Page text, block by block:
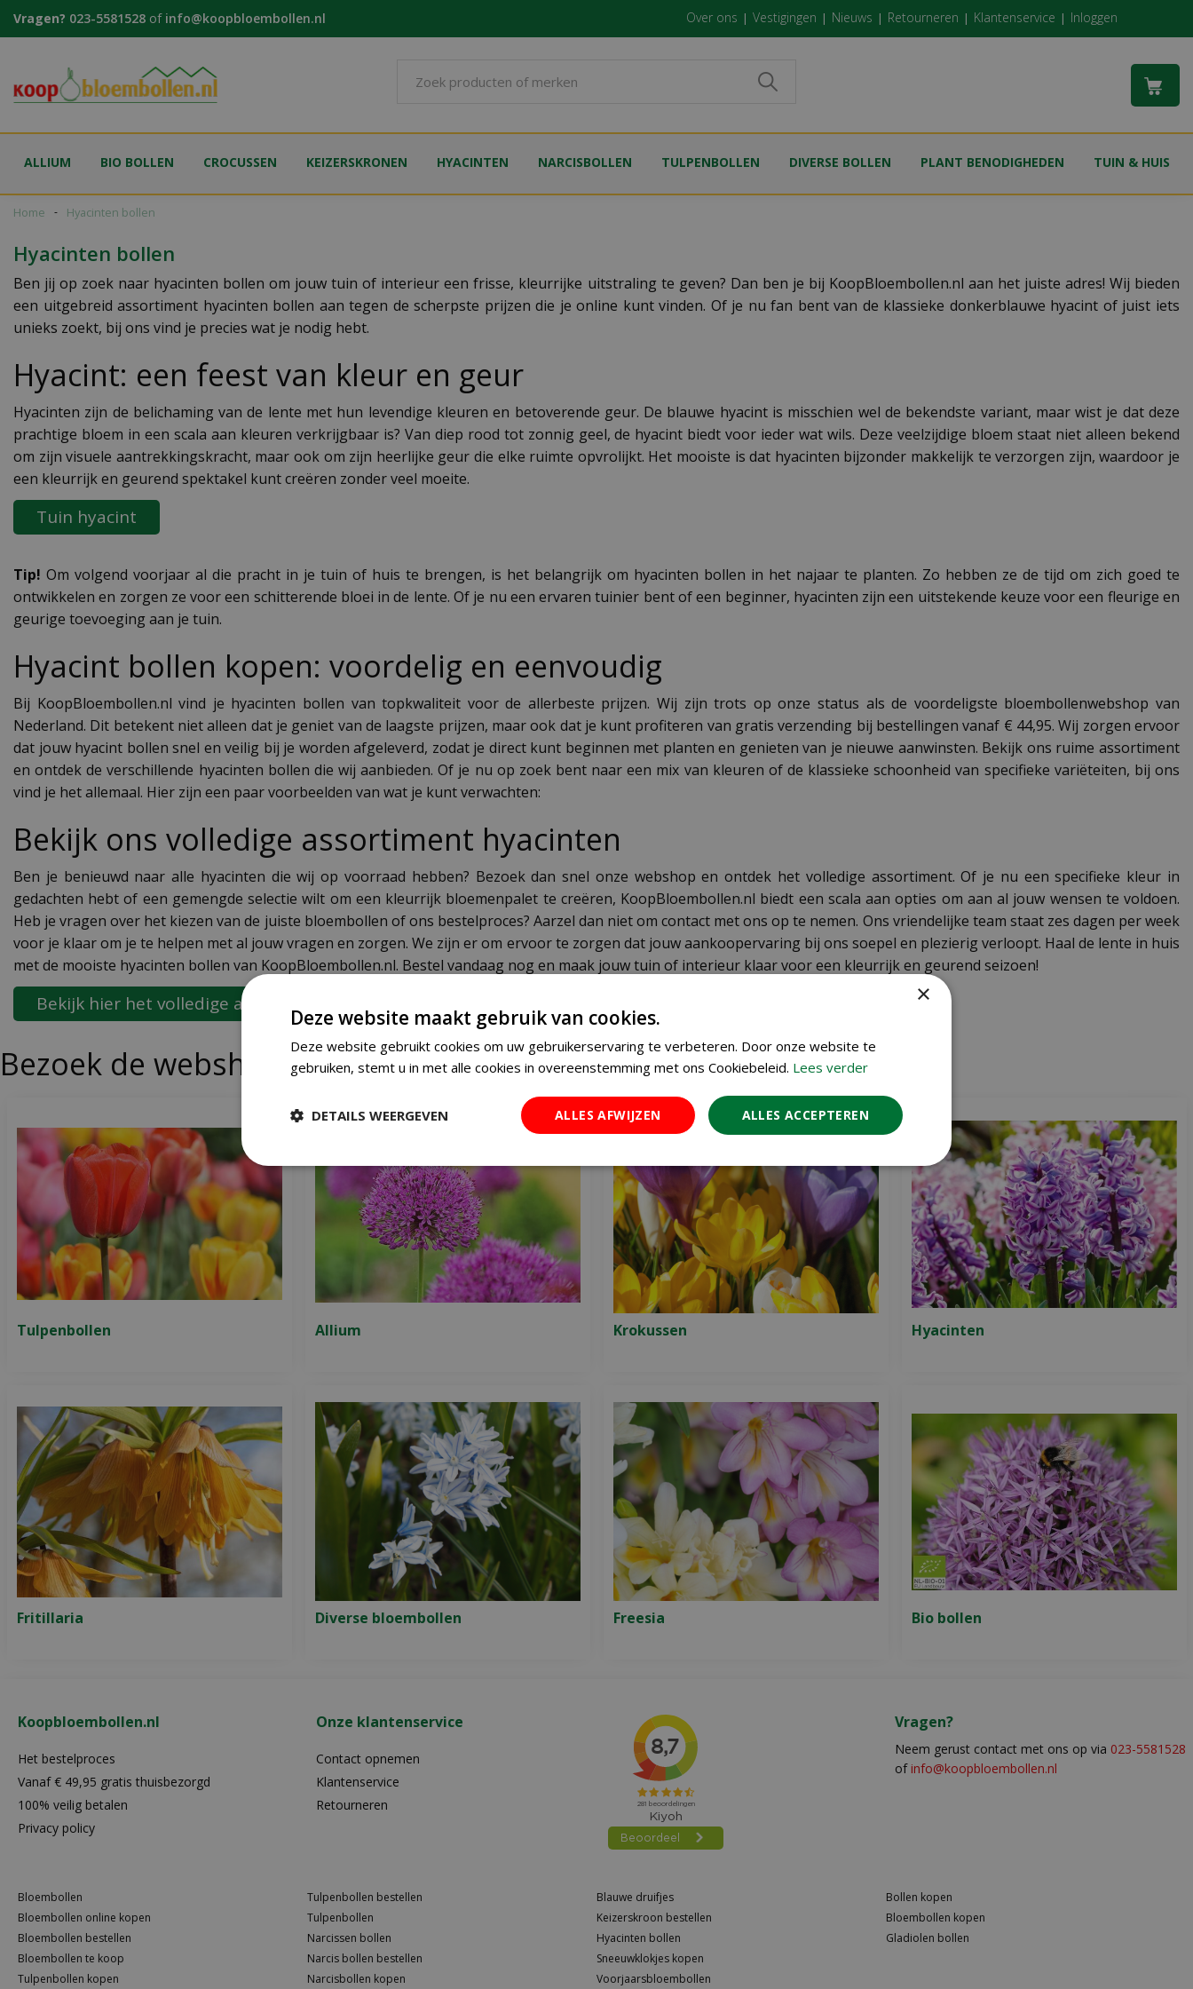
naar
Home Hyacinten bollen
Vragen? 023-5581528 of info@koopbloembollen.nl Over ons Vestigingen Nieuws Retourneren Klantenservice Inloggen
ALLIUM BIO BOLLEN CROCUSSEN KEIZERSKRONEN HYACINTEN NARCISBOLLEN TULPENBOLLEN DIVERSE BOLLEN PLANT BENODIGHEDEN TUIN & HUIS
Hyacinten bollen
Ben jij op zoek naar hyacinten bollen om jouw tuin of interieur een frisse, kleurrijke uitstraling te geven? Dan ben je bij KoopBloembollen.nl aan het juiste adres! Wij bieden
een uitgebreid assortiment hyacinten bollen aan tegen de scherpste prijzen die je online kunt vinden. Of je nu fan bent van de klassieke donkerblauwe hyacint of juist iets
unieks zoekt, bij ons vind je precies wat je nodig hebt.
Hyacint: een feest van kleur en geur
Hyacinten zijn de belichaming van de lente met hun levendige kleuren en betoverende geur. De blauwe hyacint is misschien wel de bekendste variant, maar wist je dat deze
prachtige bloem in een scala aan kleuren verkrijgbaar is? Van diep rood tot zonnig geel, de hyacint biedt voor ieder wat wils. Deze veelzijdige bloem staat niet alleen bekend
om zijn visuele aantrekkingskracht, maar ook om zijn heerlijke geur die elke ruimte opvrolijkt. Het mooiste is dat hyacinten bijzonder makkelijk te verzorgen zijn, waardoor je
een kleurrijk en geurend spektakel kunt creëren zonder veel moeite.
Tuin hyacint
Tip! Om volgend voorjaar al die pracht in je tuin of huis te brengen, is het belangrijk om hyacinten bollen in het najaar te planten. Zo hebben ze de tijd om zich goed te
ontwikkelen en zorgen ze voor een schitterende bloei in de lente. Of je nu een ervaren tuinier bent of een beginner, hyacinten zijn een uitstekende keuze voor een fleurige en
geurige toevoeging aan je tuin.
Hyacint bollen kopen: voordelig en eenvoudig
Bij KoopBloembollen.nl vind je hyacinten bollen van topkwaliteit voor de allerbeste prijzen. Wij zijn trots op onze status als de voordeligste bloembollenwebshop van
Nederland. Dit betekent niet alleen dat je geniet van de laagste prijzen, maar ook dat je kunt profiteren van gratis verzending bij bestellingen vanaf € 44,95. Wij zorgen ervoor
dat jouw hyacint bollen snel en veilig bij je worden afgeleverd, zodat je direct kunt beginnen met planten en genieten van je nieuwe aanwinsten. Bekijk ons ruime assortiment
en ontdek de verschillende hyacinten bollen die wij aanbieden. Of je nu op zoek bent naar een mix van kleuren of de klassieke schoonheid van specifieke variëteiten, bij ons
vind je het allemaal. Hier zijn een paar voorbeelden van wat je kunt verwachten:
Bekijk ons volledige assortiment hyacinten
Ben je benieuwd naar alle hyacinten die wij op voorraad hebben? Bezoek dan snel onze webshop en ontdek het volledige assortiment. Of je nu een specifieke kleur in
gedachten hebt of een gemengde selectie wilt om een kleurrijk bloemenpalet te creëren, KoopBloembollen.nl biedt een scala aan opties om aan al jouw wensen te voldoen.
Heb je vragen over het kiezen van de juiste bloembollen of ons bestelproces? Aarzel dan niet om contact met ons op te nemen. Ons vriendelijke team staat zes dagen per week
voor je klaar om je te helpen met al jouw vragen en zorgen. We zijn er om ervoor te zorgen dat jouw aankoopervaring bij ons soepel en plezierig verloopt. Haal de lente in huis
met de mooiste hyacinten bollen van KoopBloembollen.nl. Bestel vandaag nog en maak jouw tuin of interieur klaar voor een kleurrijk en geurend seizoen!
Bekijk hier het volledige assortiment hyacinten
Bezoek de webshop
Tulpenbollen Allium Krokussen Hyacinten
Fritillaria Diverse bloembollen Freesia Bio bollen
Koopbloembollen.nl
Het bestelproces
Vanaf € 49,95 gratis thuisbezorgd
100% veilig betalen
Privacy policy
Onze klantenservice
Contact opnemen
Klantenservice
Retourneren
Vragen?
Neem gerust contact met ons op via 023-5581528
of info@koopbloembollen.nl
Bloembollen
Bloembollen online kopen
Bloembollen bestellen
Bloembollen te koop
Tulpenbollen kopen
Tulpenbollen bestellen
Tulpenbollen
Narcissen bollen
Narcis bollen bestellen
Narcisbollen kopen
Blauwe druifjes
Keizerskroon bestellen
Hyacinten bollen
Sneeuwklokjes kopen
Voorjaarsbloembollen
Bollen kopen
Bloembollen kopen
Gladiolen bollen
×
Deze website maakt gebruik van cookies.
Deze website gebruikt cookies om uw gebruikerservaring te verbeteren. Door onze website te
gebruiken, stemt u in met alle cookies in overeenstemming met ons Cookiebeleid. Lees verder
ALLES ACCEPTEREN
ALLES AFWIJZEN
DETAILS WEERGEVEN